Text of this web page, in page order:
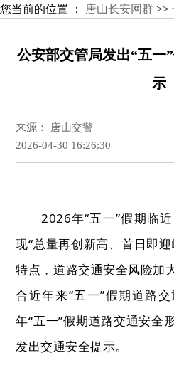
您当前的位置 ： 唐山长安网群 >>
公安部交管局发出“五一
示
来源： 唐山交警
2026-04-30 16:26:30
2026年“五一”假期临
现“总量再创新高、首日即
特点，道路交通安全风险加
合近年来“五一”假期道路
年“五一”假期道路交通安全
发出交通安全提示。